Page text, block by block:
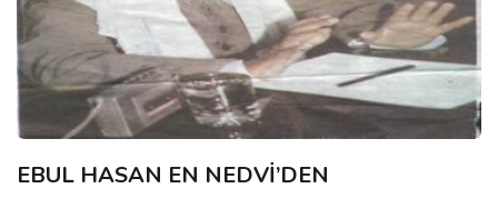
EBUL HASAN EN NEDVİ’DEN